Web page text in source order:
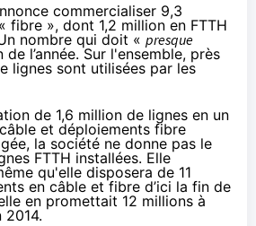
commercialiser 9,3
fibre », dont 1,2 million en FTTH
nombre qui doit « presque
l’année. Sur l'ensemble, près
lignes sont utilisées par les
de 1,6 million de lignes en un
et déploiements fibre
la société ne donne pas le
FTTH installées. Elle
qu'elle disposera de 11
en câble et fibre d’ici la fin de
en promettait 12 millions à
2014.